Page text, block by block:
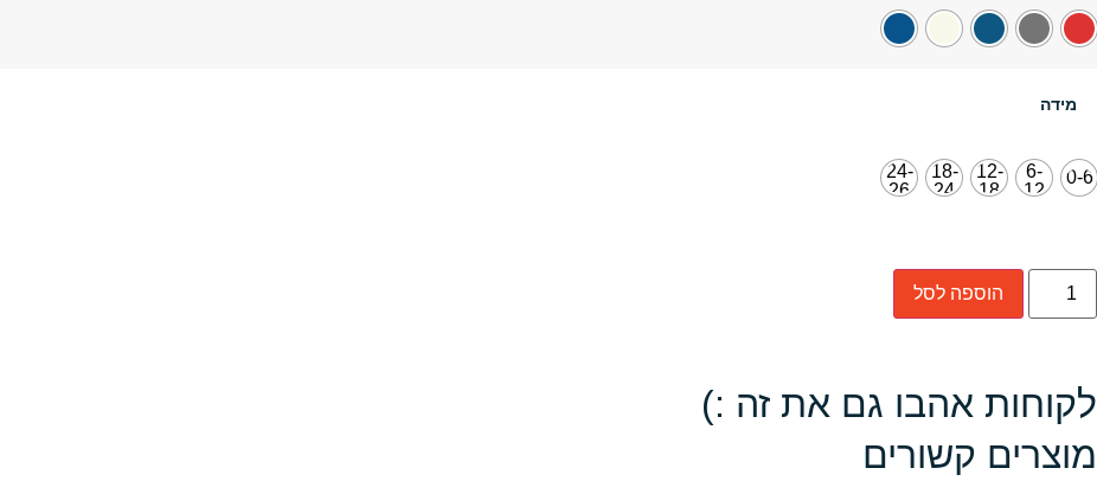
מידה
0-6
6-
12
12-
18
18-
24
24-
26
הוספה לסל
לקוחות אהבו גם את זה :)
מוצרים קשורים